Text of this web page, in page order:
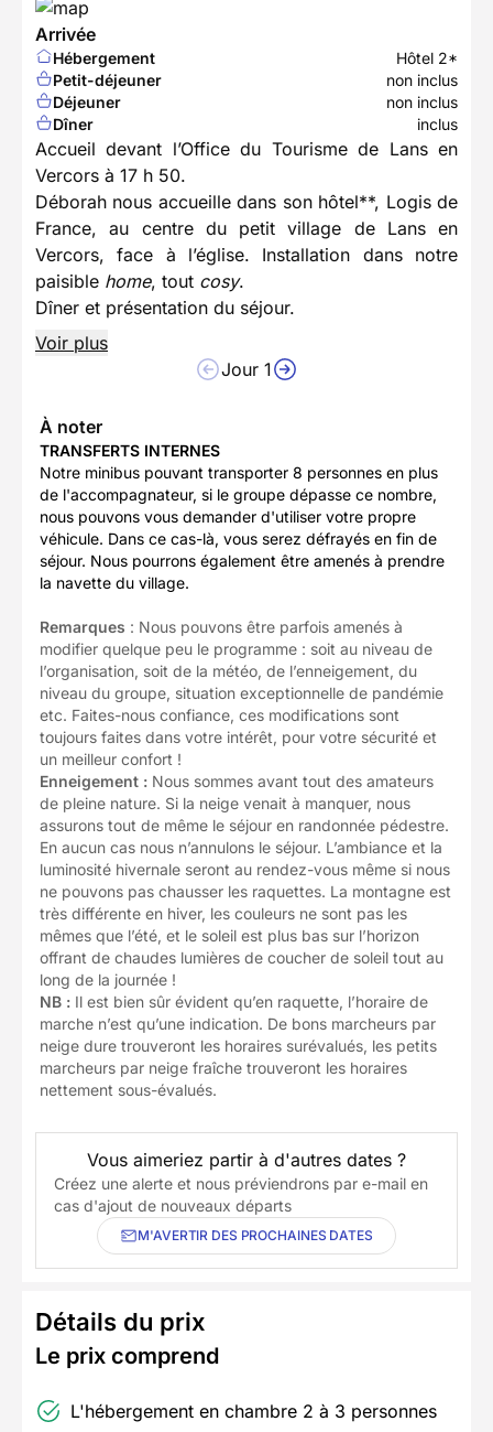
Arrivée
Hébergement
Hôtel 2*
Petit-déjeuner
non inclus
Déjeuner
non inclus
Dîner
inclus
Accueil devant l’Office du Tourisme de Lans en
Vercors à 17 h 50.
Déborah nous accueille dans son hôtel**, Logis de
France, au centre du petit village de Lans en
Vercors, face à l’église. Installation dans notre
paisible home, tout cosy.
Dîner et présentation du séjour.
Voir plus
Jour 1
À noter
TRANSFERTS INTERNES
Notre minibus pouvant transporter 8 personnes en plus
de l'accompagnateur, si le groupe dépasse ce nombre,
nous pouvons vous demander d'utiliser votre propre
véhicule. Dans ce cas-là, vous serez défrayés en fin de
séjour. Nous pourrons également être amenés à prendre
la navette du village.
Remarques : Nous pouvons être parfois amenés à
modifier quelque peu le programme : soit au niveau de
l’organisation, soit de la météo, de l’enneigement, du
niveau du groupe, situation exceptionnelle de pandémie
etc. Faites-nous confiance, ces modifications sont
toujours faites dans votre intérêt, pour votre sécurité et
un meilleur confort !
Enneigement : Nous sommes avant tout des amateurs
de pleine nature. Si la neige venait à manquer, nous
assurons tout de même le séjour en randonnée pédestre.
En aucun cas nous n’annulons le séjour. L’ambiance et la
luminosité hivernale seront au rendez-vous même si nous
ne pouvons pas chausser les raquettes. La montagne est
très différente en hiver, les couleurs ne sont pas les
mêmes que l’été, et le soleil est plus bas sur l’horizon
offrant de chaudes lumières de coucher de soleil tout au
long de la journée !
NB : Il est bien sûr évident qu’en raquette, l’horaire de
marche n’est qu’une indication. De bons marcheurs par
neige dure trouveront les horaires surévalués, les petits
marcheurs par neige fraîche trouveront les horaires
nettement sous-évalués.
Vous aimeriez partir à d'autres dates ?
Créez une alerte et nous préviendrons par e-mail en
cas d'ajout de nouveaux départs
M'AVERTIR DES PROCHAINES DATES
Détails du prix
Le prix comprend
L'hébergement en chambre 2 à 3 personnes